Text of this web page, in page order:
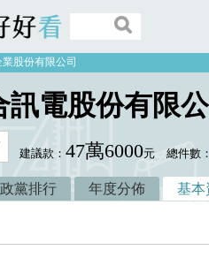
股份有限公司
訊電股份有限
建議款：47萬6000元 總件數：
政黨排行 年度分佈 基本